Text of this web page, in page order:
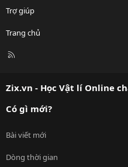
Trợ giúp
Trang chủ
R
Zix.vn - Học Vật lí Online
Có gì mới?
Bài viết mới
Dòng thời gian